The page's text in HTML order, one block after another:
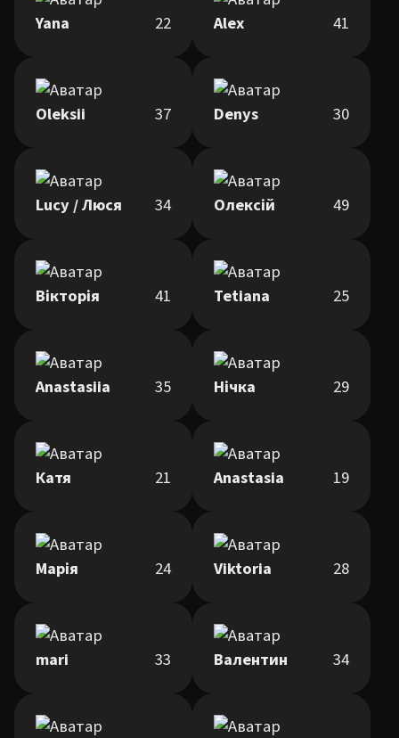
Yana 22 Alex 41
Oleksii 37 Denys 30
Lucy / Люся 34 Олексій 49
Вікторія 41 Tetiana 25
Anastasiia 35 Нічка 29
Катя 21 Anastasia 19
Марія 24 Viktoria 28
mari 33 Валентин 34